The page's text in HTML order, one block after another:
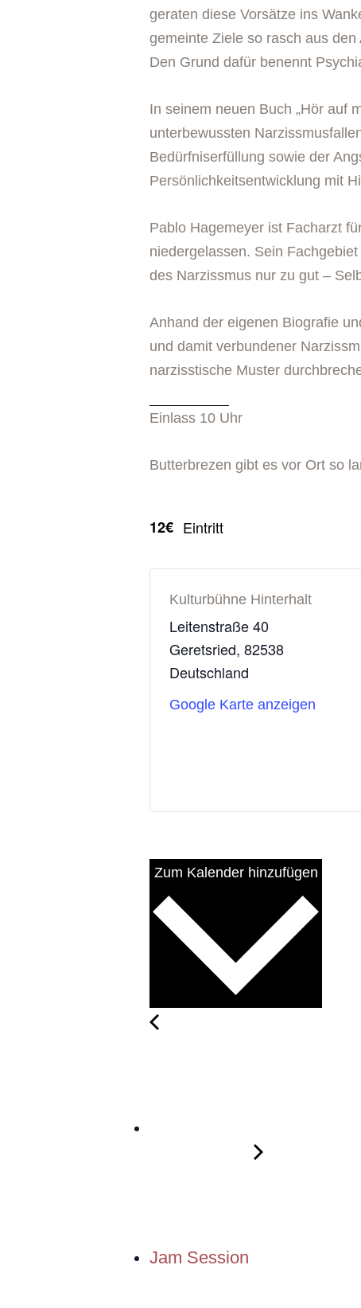
geraten diese Vorsätze ins
gemeinte Ziele so rasch aus den
Den Grund dafür benennt
In seinem neuen Buch „Hör auf
unterbewussten
Bedürfniserfüllung sowie der
Persönlichkeitsentwicklung mit
Pablo Hagemeyer ist Facharzt
niedergelassen. Sein
des Narzissmus nur zu gut –
Anhand der eigenen Biografie
und damit verbundener
narzisstische Muster
Einlass 10 Uhr
Butterbrezen gibt es vor Ort so
12€ Eintritt
Kulturbühne Hinterhalt
Leitenstraße 40
Geretsried, 82538
Deutschland
Google Karte anzeigen
Jam Session